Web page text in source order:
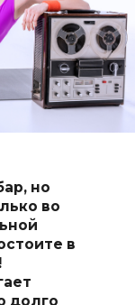
но
во
в
долго